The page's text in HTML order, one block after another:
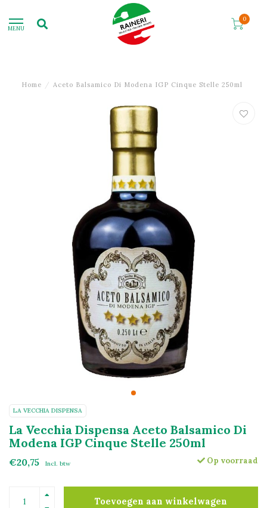
MENU
0
Home / Aceto Balsamico Di Modena IGP Cinque Stelle 250ml
LA VECCHIA DISPENSA
La Vecchia Dispensa Aceto Balsamico Di
Modena IGP Cinque Stelle 250ml
€20,75 Incl. btw Op voorraad
Toevoegen aan winkelwagen